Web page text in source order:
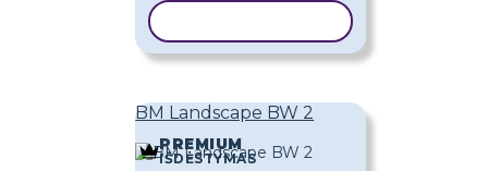
BM Landscape BW 2
PREMIUM
IŠDĖSTYMAS